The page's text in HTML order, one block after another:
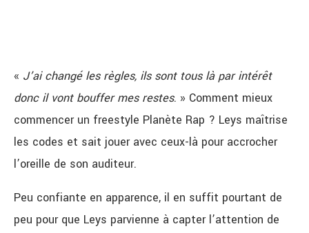
« J’ai changé les règles, ils sont tous là par intérêt
donc il vont bouffer mes restes. » Comment mieux
commencer un freestyle Planète Rap ? Leys maîtrise
les codes et sait jouer avec ceux-là pour accrocher
l’oreille de son auditeur.
Peu confiante en apparence, il en suffit pourtant de
peu pour que Leys parvienne à capter l’attention de